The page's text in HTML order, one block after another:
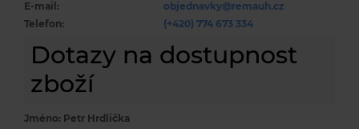
E-mail:
objednavky@remauh.cz
Telefon:
(+420) 774 673 334
Dotazy na dostupnost
zboží
Jméno: Petr Hrdlička